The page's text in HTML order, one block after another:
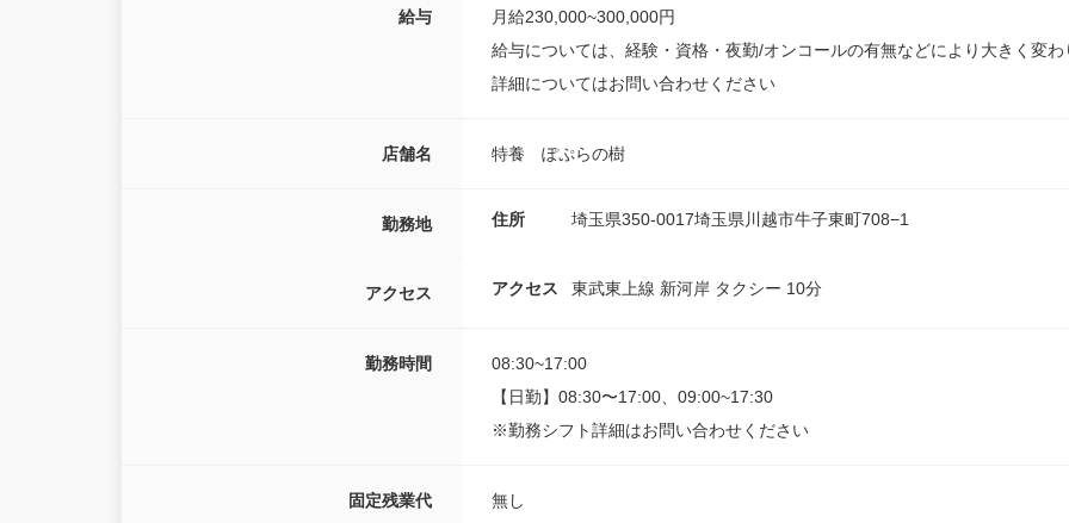
給与
月給230,000~300,000円
給与については、経験・資格・夜勤/オンコールの有無などにより大きく変わ
詳細についてはお問い合わせください
店舗名 特養 ぽぷらの樹
勤務地 住所 埼玉県350-0017埼玉県川越市牛子東町708−1
アクセス アクセス 東武東上線 新河岸 タクシー 10分
勤務時間
08:30~17:00
【日勤】08:30〜17:00、09:00~17:30
※勤務シフト詳細はお問い合わせください
固定残業代 無し